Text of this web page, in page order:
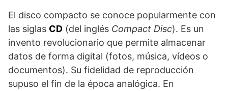
El disco compacto se conoce popularmente con
las siglas CD (del inglés Compact Disc). Es un
invento revolucionario que permite almacenar
datos de forma digital (fotos, música, vídeos o
documentos). Su fidelidad de reproducción
supuso el fin de la época analógica. En